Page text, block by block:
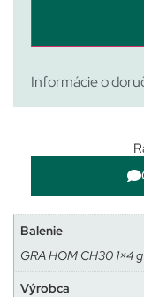
Informácie o
Balenie
GRA HOM CH30 1×4 g
Výrobca